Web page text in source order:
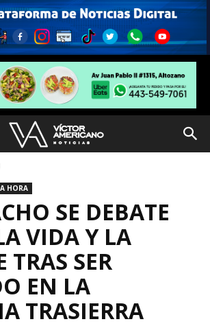
HORA
SE DEBATE
VIDA Y LA
TRAS SER
EN LA
TRASIERRA